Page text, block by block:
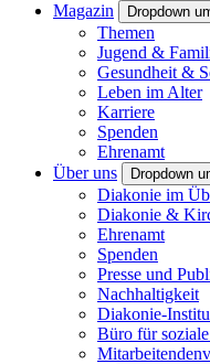
Magazin
Dropdown
Themen
Jugend &
Gesundheit &
Leben im Alter
Karriere
Spenden
Ehrenamt
Über uns
Dropdown
Diakonie im
Diakonie &
Ehrenamt
Spenden
Presse und
Nachhaltigkeit
Diakonie-
Büro für